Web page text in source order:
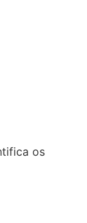
os